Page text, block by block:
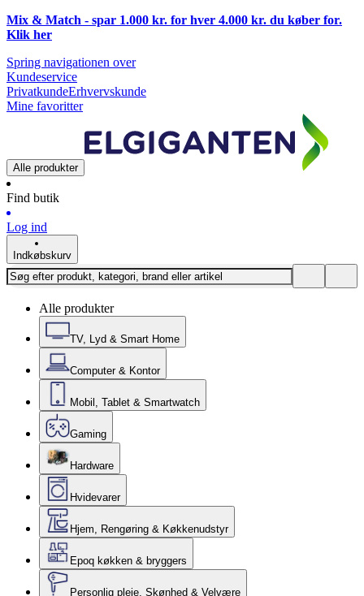
Mix & Match - spar 1.000 kr. for hver 4.000 kr. du køber for.
Klik her
Spring navigationen over
Kundeservice
PrivatkundeErhvervskunde
Mine favoritter
Alle produkter
Find butik
Log ind
Indkøbskurv
Alle produkter
TV, Lyd & Smart Home
Computer & Kontor
Mobil, Tablet & Smartwatch
Gaming
Hardware
Hvidevarer
Hjem, Rengøring & Køkkenudstyr
Epoq køkken & bryggers
Personlig pleje, Skønhed & Velvære